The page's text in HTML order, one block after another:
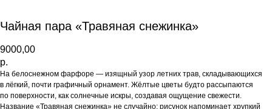
Чайная пара «Травяная снежинка»
9000,00
р.
На белоснежном фарфоре — изящный узор летних трав, складывающихся
в лёгкий, почти графичный орнамент. Жёлтые цветы будто рассыпаются
по поверхности, как солнечные искры, создавая ощущение свежести.
Название «Травяная снежинка» не случайно: рисунок напоминает хрупкий